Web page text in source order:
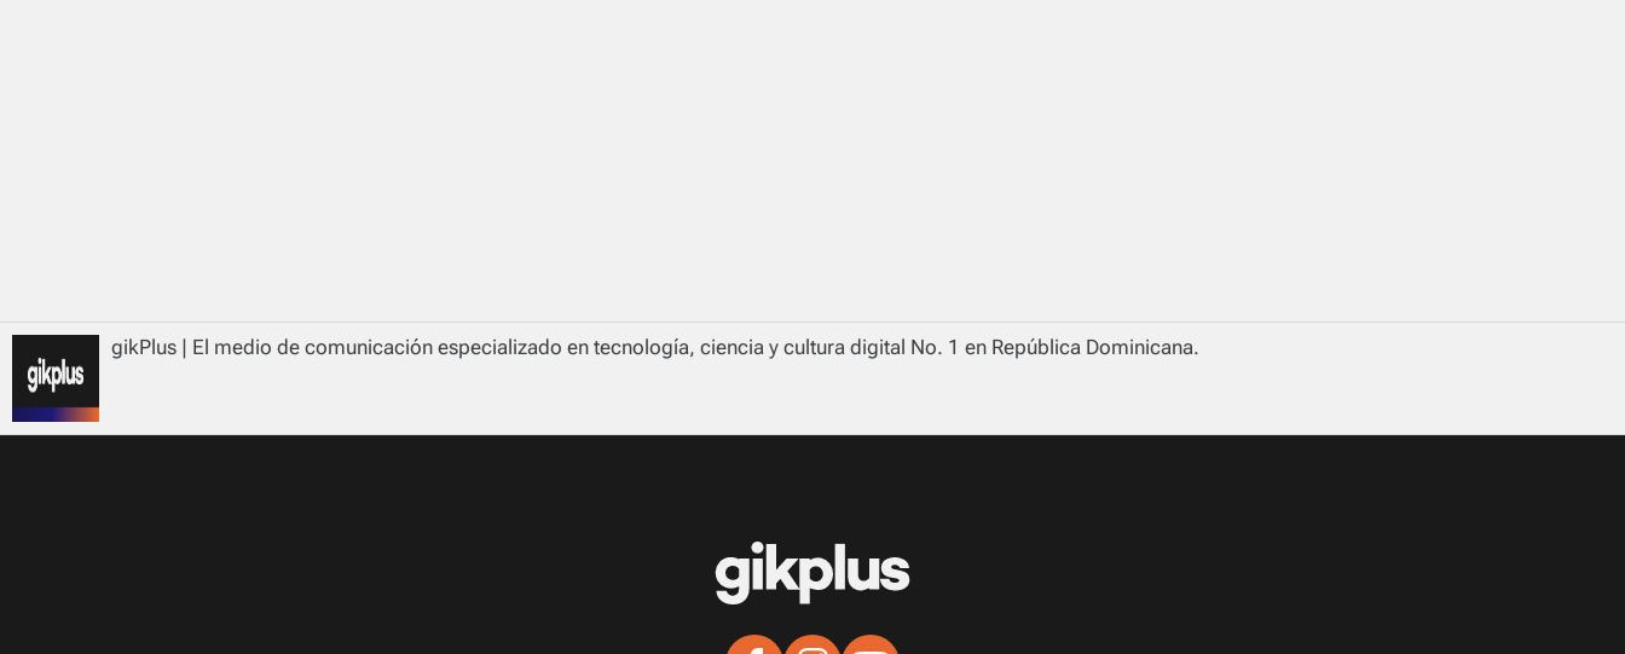
gikPlus | El medio de comunicación especializado en tecnología, ciencia y cultura digital No. 1 en República Dominicana.